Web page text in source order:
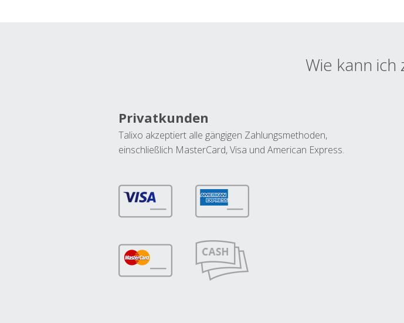
Wie kann ich
Privatkunden
Talixo akzeptiert alle gängigen Zahlungsmethoden,
einschließlich MasterCard, Visa und American Express.